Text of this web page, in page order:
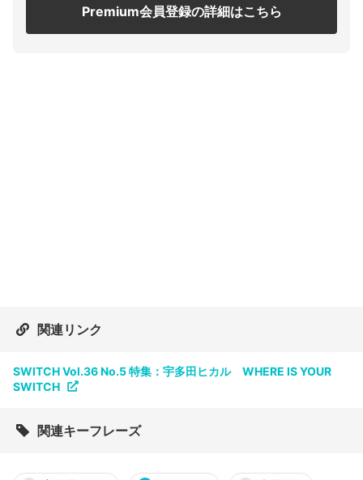
Premium会員登録の詳細はこちら
関連リンク
SWITCH Vol.36 No.5 特集：宇多田ヒカル WHERE IS YOUR
SWITCH
関連キーフレーズ